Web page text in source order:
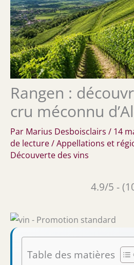
Rangen :
cru méconnu
Par Marius Desboisclairs / 14
de lecture/Appellations et
Découverte des vins
4.9/5 -
Table des matières